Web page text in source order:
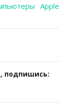
Apple
подпишись: